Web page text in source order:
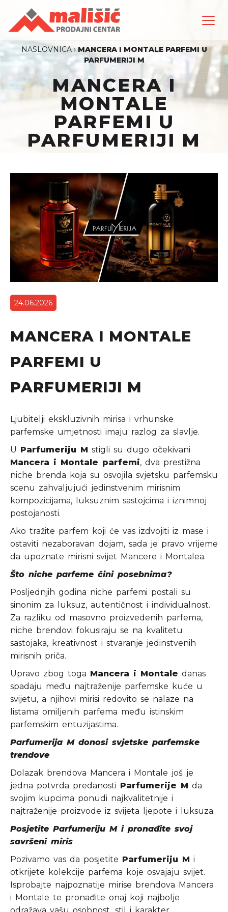
NASLOVNICA›MANCERA I MONTALE PARFEMI U
PARFUMERIJI M
MANCERA I
MONTALE
PARFEMI U
PARFUMERIJI M
24.06.2026
MANCERA I MONTALE
PARFEMI U
PARFUMERIJI M
Ljubitelji ekskluzivnih mirisa i vrhunske
parfemske umjetnosti imaju razlog za slavlje.
U Parfumeriju M stigli su dugo očekivani
Mancera i Montale parfemi, dva prestižna
niche brenda koja su osvojila svjetsku parfemsku
scenu zahvaljujući jedinstvenim mirisnim
kompozicijama, luksuznim sastojcima i iznimnoj
postojanosti.
Ako tražite parfem koji će vas izdvojiti iz mase i
ostaviti nezaboravan dojam, sada je pravo vrijeme
da upoznate mirisni svijet Mancere i Montalea.
Što niche parfeme čini posebnima?
Posljednjih godina niche parfemi postali su
sinonim za luksuz, autentičnost i individualnost.
Za razliku od masovno proizvedenih parfema,
niche brendovi fokusiraju se na kvalitetu
sastojaka, kreativnost i stvaranje jedinstvenih
mirisnih priča.
Upravo zbog toga Mancera i Montale danas
spadaju među najtraženije parfemske kuće u
svijetu, a njihovi mirisi redovito se nalaze na
listama omiljenih parfema među istinskim
parfemskim entuzijastima.
Parfumerija M donosi svjetske parfemske
trendove
Dolazak brendova Mancera i Montale još je
jedna potvrda predanosti Parfumerije M da
svojim kupcima ponudi najkvalitetnije i
najtraženije proizvode iz svijeta ljepote i luksuza.
Posjetite Parfumeriju M i pronađite svoj
savršeni miris
Pozivamo vas da posjetite Parfumeriju M i
otkrijete kolekcije parfema koje osvajaju svijet.
Isprobajte najpoznatije mirise brendova Mancera
i Montale te pronađite onaj koji najbolje
odražava vašu osobnost, stil i karakter.